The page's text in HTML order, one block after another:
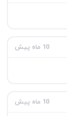
10 ماه پیش
10 ماه پیش